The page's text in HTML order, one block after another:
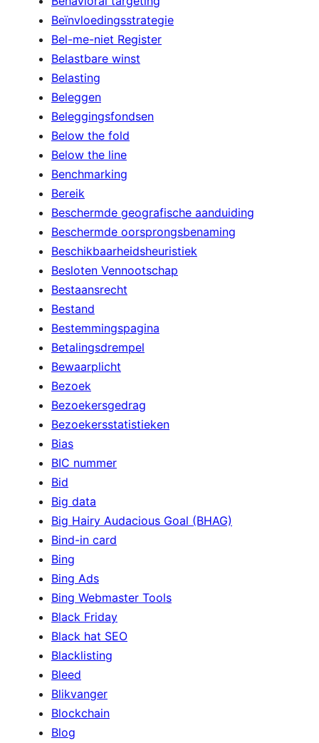
Beïnvloedingsstrategie
Bel-me-niet Register
Belastbare winst
Belasting
Beleggen
Beleggingsfondsen
Below the fold
Below the line
Benchmarking
Bereik
Beschermde geografische aanduiding
Beschermde oorsprongsbenaming
Beschikbaarheidsheuristiek
Besloten Vennootschap
Bestaansrecht
Bestand
Bestemmingspagina
Betalingsdrempel
Bewaarplicht
Bezoek
Bezoekersgedrag
Bezoekersstatistieken
Bias
BIC nummer
Bid
Big data
Big Hairy Audacious Goal (BHAG)
Bind-in card
Bing
Bing Ads
Bing Webmaster Tools
Black Friday
Black hat SEO
Blacklisting
Bleed
Blikvanger
Blockchain
Blog